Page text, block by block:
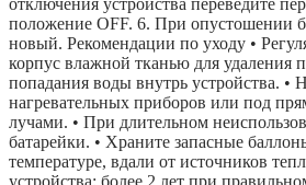
положение OFF. 6. При опустошении
новый. Рекомендации по уходу •
корпус влажной тканью для удаления
попадания воды внутрь устройства. •
нагревательных приборов или под
лучами. • При длительном
батарейки. • Храните запасные
температуре, вдали от источников
устройства: более 2 лет при